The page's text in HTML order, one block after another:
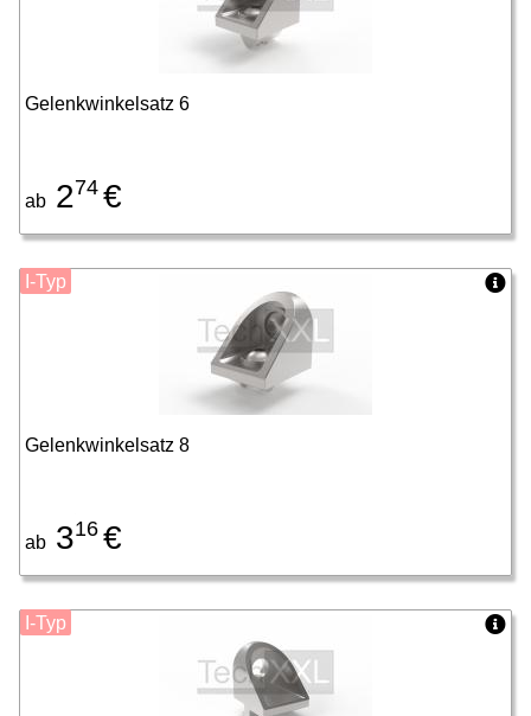
Gelenkwinkelsatz 6
ab 274 €
Gelenkwinkelsatz 8
ab 316 €
I-Typ
I-Typ